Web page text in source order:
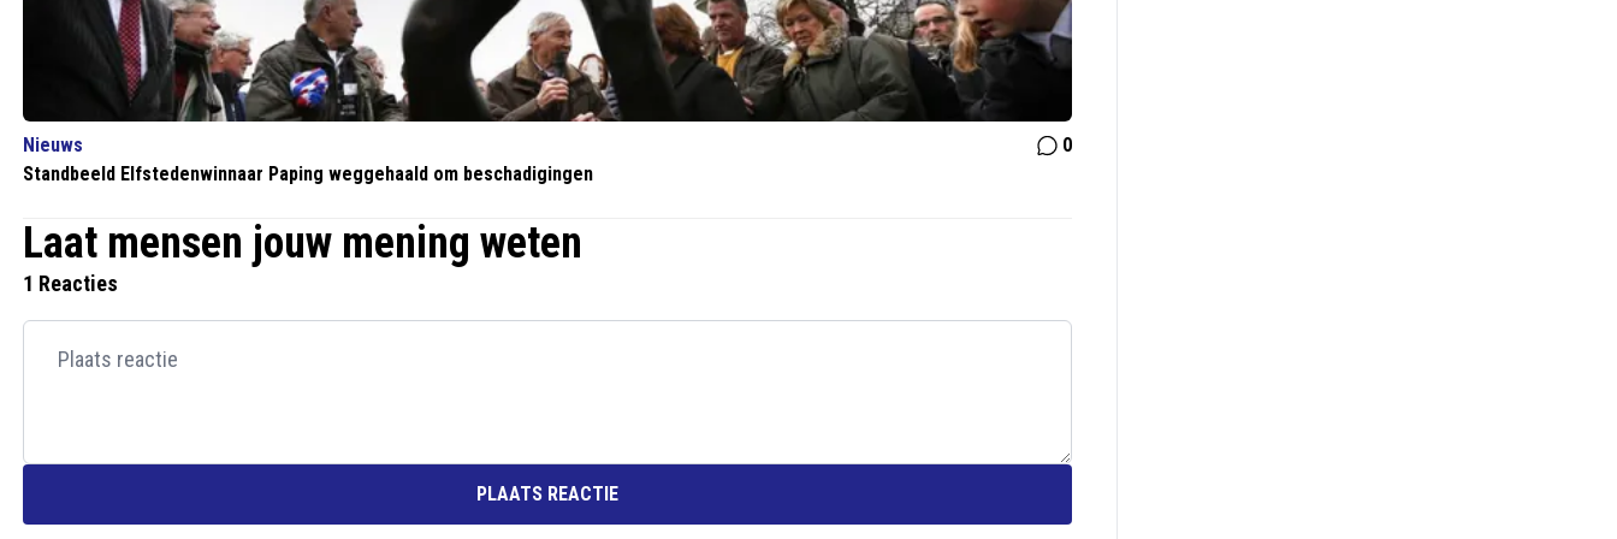
Nieuws
0
Standbeeld Elfstedenwinnaar Paping weggehaald om beschadigingen
Laat mensen jouw mening weten
1 Reacties
PLAATS REACTIE